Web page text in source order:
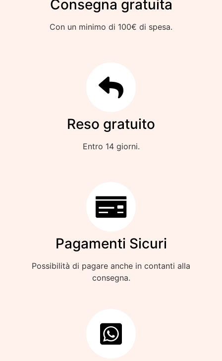
Consegna gratuita
Con un minimo di 100€ di spesa.
Reso gratuito
Entro 14 giorni.
Pagamenti Sicuri
Possibilità di pagare anche in contanti alla
consegna.